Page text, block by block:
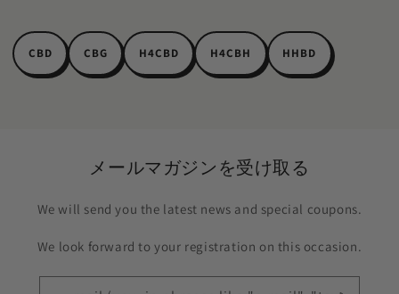
CBD CBG H4CBD H4CBH HHBD
メールマガジンを受け取る
We will send you the latest news and special coupons.
We look forward to your registration on this occasion.